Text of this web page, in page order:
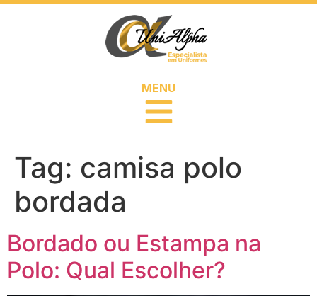
MENU
Tag: camisa polo
bordada
Bordado ou Estampa na
Polo: Qual Escolher?